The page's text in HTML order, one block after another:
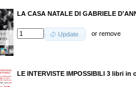
LA CASA NATALE DI GABRIELE
Update orremove
LE INTERVISTE IMPOSSIBILI 3 libri in